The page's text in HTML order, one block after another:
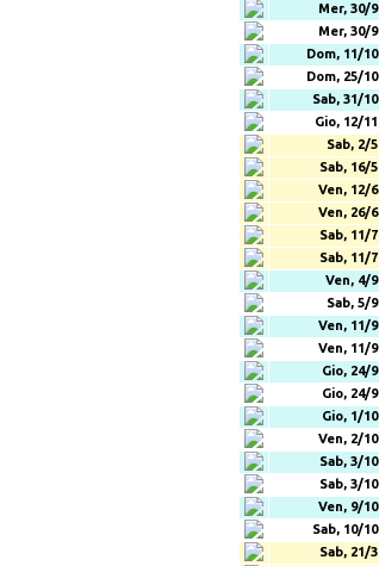
Mer, 30/9
Mer, 30/9
Dom, 11/10
Dom, 25/10
Sab, 31/10
Gio, 12/11
Sab, 2/5
Sab, 16/5
Ven, 12/6
Ven, 26/6
Sab, 11/7
Sab, 11/7
Ven, 4/9
Sab, 5/9
Ven, 11/9
Ven, 11/9
Gio, 24/9
Gio, 24/9
Gio, 1/10
Ven, 2/10
Sab, 3/10
Sab, 3/10
Ven, 9/10
Sab, 10/10
Sab, 21/3